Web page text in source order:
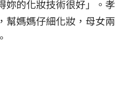
妳的化妝技術很好」。孝
幫媽媽仔細化妝，母女兩